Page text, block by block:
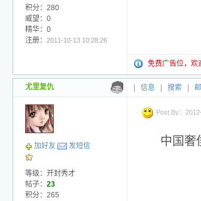
积分：280
威望：0
精华：0
注册：
2011-10-13 10:28:26
免费广告位，欢
尤里复仇 信息 搜索
加好友 发短信
等级：开封秀才
帖子： 23
积分：265
Post By：
中国奢